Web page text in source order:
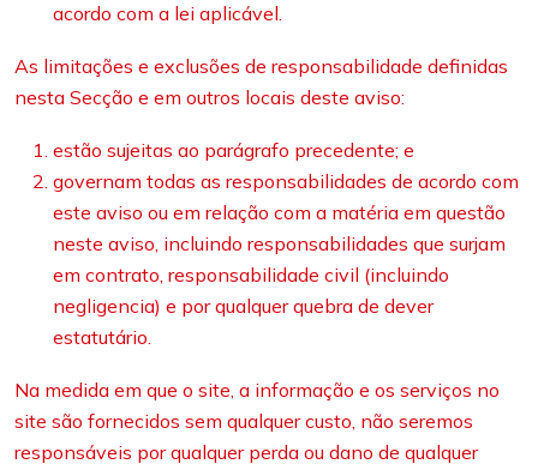
acordo com a lei aplicável.
As limitações e exclusões de responsabilidade definidas
nesta Secção e em outros locais deste aviso:
estão sujeitas ao parágrafo precedente; e
governam todas as responsabilidades de acordo com
este aviso ou em relação com a matéria em questão
neste aviso, incluindo responsabilidades que surjam
em contrato, responsabilidade civil (incluindo
negligencia) e por qualquer quebra de dever
estatutário.
Na medida em que o site, a informação e os serviços no
site são fornecidos sem qualquer custo, não seremos
responsáveis por qualquer perda ou dano de qualquer